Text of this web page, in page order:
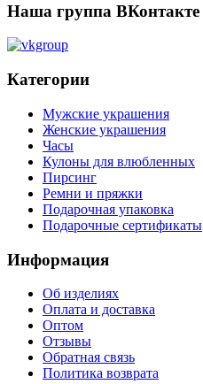
Наша группа ВКонтакте
Категории
Мужские украшения
Женские украшения
Часы
Кулоны для влюбленных
Пирсинг
Ремни и пряжки
Подарочная упаковка
Подарочные сертификаты
Информация
Об изделиях
Оплата и доставка
Оптом
Отзывы
Обратная связь
Политика возврата